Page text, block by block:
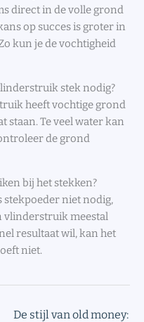
direct in de volle grond
op succes is groter in
kun je de vochtigheid
stek nodig?
heeft vochtige grond
staan. Te veel water kan
de grond
bij het stekken?
stekpoeder niet nodig,
vlinderstruik meestal
resultaat wil, kan het
niet.
De stijl van old money: